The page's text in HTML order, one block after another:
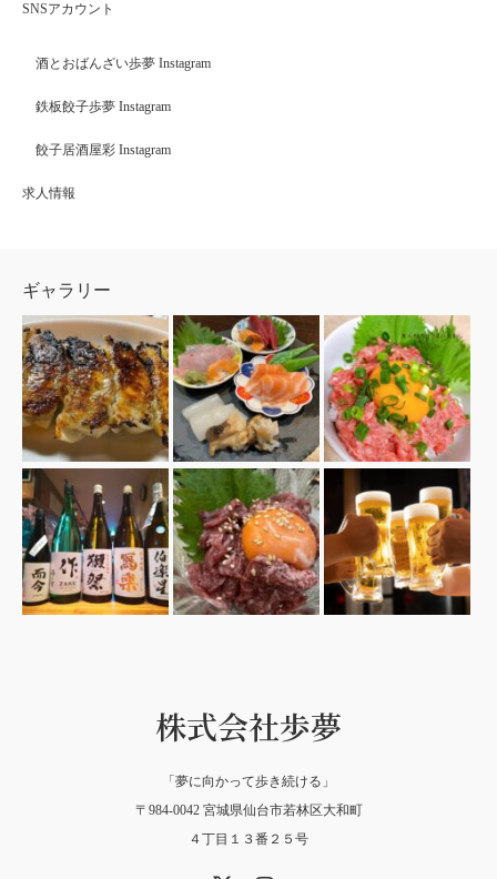
SNSアカウント
酒とおばんざい歩夢 Instagram
鉄板餃子歩夢 Instagram
餃子居酒屋彩 Instagram
求人情報
ギャラリー
株式会社歩夢
「夢に向かって歩き続ける」
〒984-0042 宮城県仙台市若林区大和町
４丁目１３番２５号